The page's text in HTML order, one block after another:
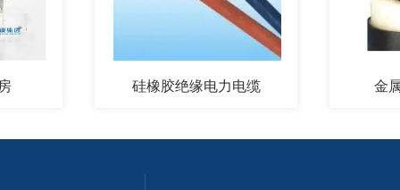
硅橡胶绝缘电力电缆 金属屏蔽